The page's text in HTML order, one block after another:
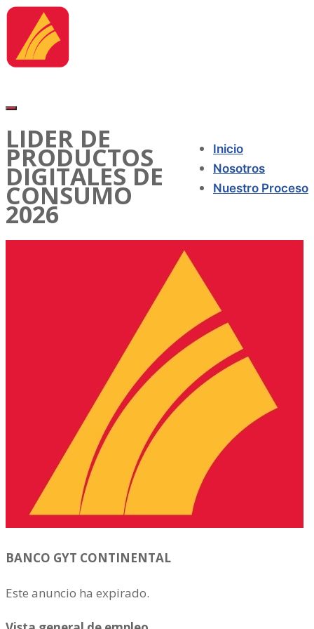
Inicio
Nosotros
Nuestro Proceso
LIDER DE
PRODUCTOS
DIGITALES DE
CONSUMO
2026
BANCO GYT CONTINENTAL
Este anuncio ha expirado.